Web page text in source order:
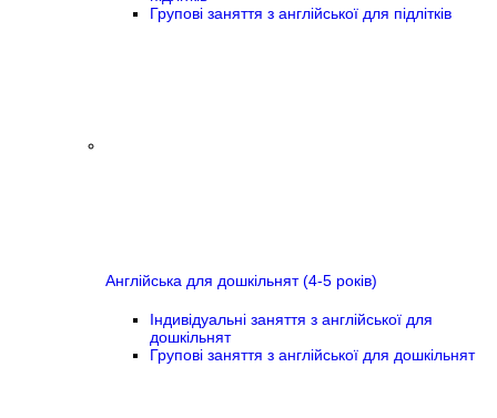
Групові заняття з англійської для підлітків
Англійська для дошкільнят (4-5 років)
Індивідуальні заняття з англійської для
дошкільнят
Групові заняття з англійської для дошкільнят